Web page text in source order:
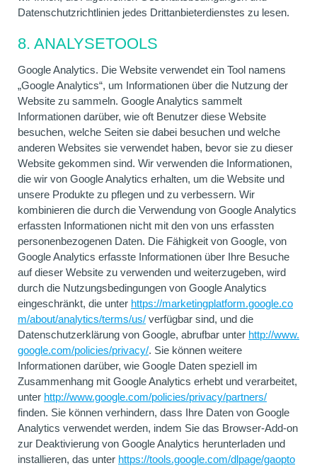
Datenschutzrichtlinien jedes Drittanbieterdienstes zu lesen.
8. ANALYSETOOLS
Google Analytics. Die Website verwendet ein Tool namens
„Google Analytics“, um Informationen über die Nutzung der
Website zu sammeln. Google Analytics sammelt
Informationen darüber, wie oft Benutzer diese Website
besuchen, welche Seiten sie dabei besuchen und welche
anderen Websites sie verwendet haben, bevor sie zu dieser
Website gekommen sind. Wir verwenden die Informationen,
die wir von Google Analytics erhalten, um die Website und
unsere Produkte zu pflegen und zu verbessern. Wir
kombinieren die durch die Verwendung von Google Analytics
erfassten Informationen nicht mit den von uns erfassten
personenbezogenen Daten. Die Fähigkeit von Google, von
Google Analytics erfasste Informationen über Ihre Besuche
auf dieser Website zu verwenden und weiterzugeben, wird
durch die Nutzungsbedingungen von Google Analytics
eingeschränkt, die unter https://marketingplatform.google.co
m/about/analytics/terms/us/ verfügbar sind, und die
Datenschutzerklärung von Google, abrufbar unter http://www.
google.com/policies/privacy/. Sie können weitere
Informationen darüber, wie Google Daten speziell im
Zusammenhang mit Google Analytics erhebt und verarbeitet,
unter http://www.google.com/policies/privacy/partners/
finden. Sie können verhindern, dass Ihre Daten von Google
Analytics verwendet werden, indem Sie das Browser-Add-on
zur Deaktivierung von Google Analytics herunterladen und
installieren, das unter https://tools.google.com/dlpage/gaopto